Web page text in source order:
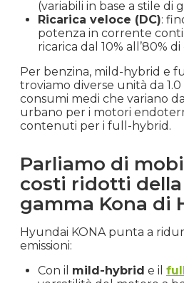
(variabili in base a stile di
Ricarica veloce (DC):
potenza in corrente
ricarica dal 10% all’80%
Per benzina, mild-hybrid e
troviamo diverse unità da 1.0
consumi medi che variano
urbano per i motori
contenuti per i full-hybrid.
Parliamo di
costi ridotti della
gamma Kona di
Hyundai KONA punta a
emissioni:
Con il mild-hybrid e il